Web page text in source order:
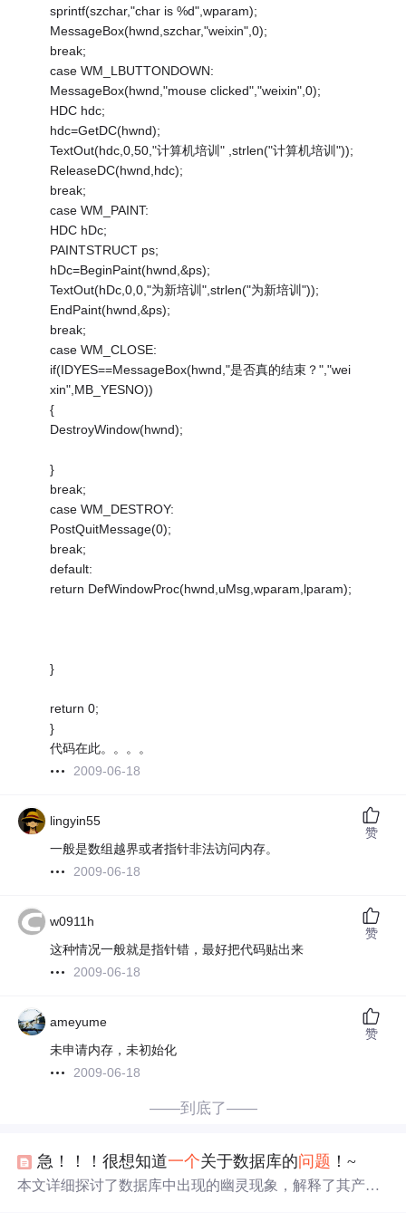
sprintf(szchar,"char is %d",wparam);
MessageBox(hwnd,szchar,"weixin",0);
break;
case WM_LBUTTONDOWN:
MessageBox(hwnd,"mouse clicked","weixin",0);
HDC hdc;
hdc=GetDC(hwnd);
TextOut(hdc,0,50,"计算机培训" ,strlen("计算机培训"));
ReleaseDC(hwnd,hdc);
break;
case WM_PAINT:
HDC hDc;
PAINTSTRUCT ps;
hDc=BeginPaint(hwnd,&ps);
TextOut(hDc,0,0,"为新培训",strlen("为新培训"));
EndPaint(hwnd,&ps);
break;
case WM_CLOSE:
if(IDYES==MessageBox(hwnd,"是否真的结束？","wei
xin",MB_YESNO))
{
DestroyWindow(hwnd);
}
break;
case WM_DESTROY:
PostQuitMessage(0);
break;
default:
return DefWindowProc(hwnd,uMsg,wparam,lparam);
}
return 0;
}
代码在此。。。。
2009-06-18
lingyin55
一般是数组越界或者指针非法访问内存。
2009-06-18
赞
w0911h
这种情况一般就是指针错，最好把代码贴出来
2009-06-18
赞
ameyume
未申请内存，未初始化
2009-06-18
赞
——到底了——
急！！！很想知道一个关于数据库的问题 ！~
本文详细探讨了数据库中出现的幽灵现象，解释了其产生